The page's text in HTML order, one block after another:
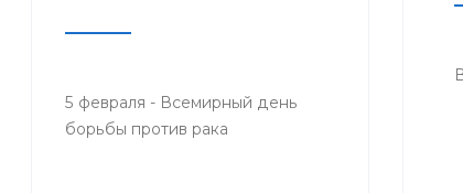
5 февраля - Всемирный день
борьбы против рака